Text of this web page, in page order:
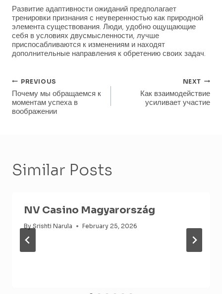
Развитие адаптивности ожиданий предполагает
тренировки признания с неуверенностью как природной
элемента существования. Люди, удобно ощущающие
себя в условиях двусмысленности, лучше
приспосабливаются к изменениям и находят
дополнительные направления к обретению своих задач.
Post
Navigation
PREVIOUS
Почему мы обращаемся к
моментам успеха в
воображении
NEXT
Как взаимодействие
усиливает участие
Similar Posts
NV Casino Magyarország
By Srishti Narula February 25, 2026